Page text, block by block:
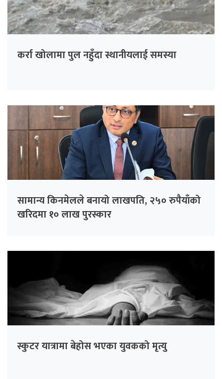
कर्रा खोलामा पुल नहुँदा स्थानीयलाई समस्या
सामान्य किनमेलले बनायो लाखपति, २५० रुपैयाँको
खरिदमा १० लाख पुरस्कार
स्कुटर यात्रामा बेहोस भएका युवकको मृत्यु